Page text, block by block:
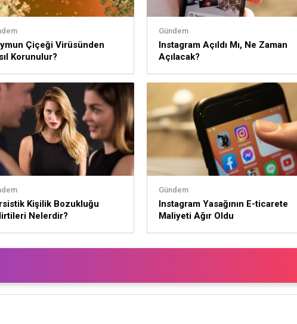
Çiçeği Virüsünden
Korunulur?
Gündem
Instagram Açıldı Mı, Ne Zaman
Açılacak?
Kişilik Bozukluğu
Nelerdir?
Gündem
Instagram Yasağının E-ticarete
Maliyeti Ağır Oldu